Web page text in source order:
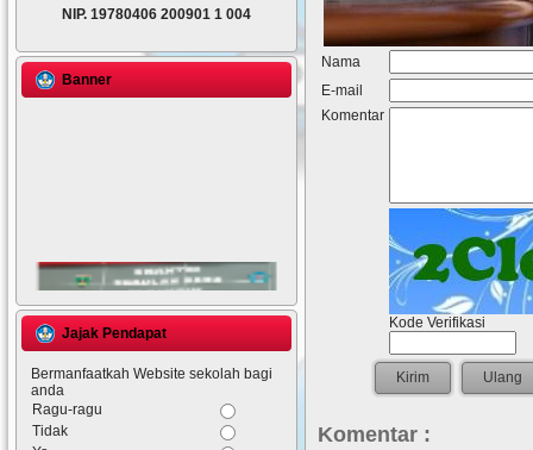
NIP. 19780406 200901 1 004
Banner
Jajak Pendapat
Bermanfaatkah Website sekolah bagi
anda
Ragu-ragu
Tidak
Nama
E-mail
Komentar
Kode Verifikasi
Komentar :